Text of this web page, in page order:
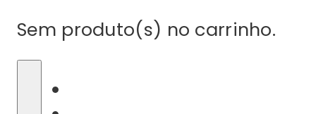
Sem produto(s) no carrinho.